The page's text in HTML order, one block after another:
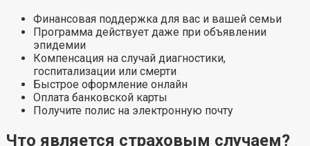
Финансовая поддержка для вас и вашей семьи
Программа действует даже при объявлении
эпидемии
Компенсация на случай диагностики,
госпитализации или смерти
Быстрое оформление онлайн
Оплата банковской карты
Получите полис на электронную почту
Что является страховым случаем?